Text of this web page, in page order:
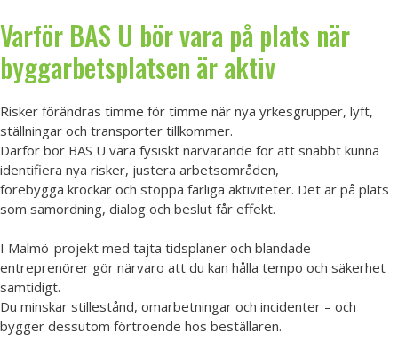
Varför BAS U bör vara på plats när
byggarbetsplatsen är aktiv
Risker förändras timme för timme när nya yrkesgrupper, lyft,
ställningar och transporter tillkommer.
Därför bör BAS U vara fysiskt närvarande för att snabbt kunna
identifiera nya risker, justera arbetsområden,
förebygga krockar och stoppa farliga aktiviteter. Det är på plats
som samordning, dialog och beslut får effekt.
I Malmö-projekt med tajta tidsplaner och blandade
entreprenörer gör närvaro att du kan hålla tempo och säkerhet
samtidigt.
Du minskar stillestånd, omarbetningar och incidenter – och
bygger dessutom förtroende hos beställaren.